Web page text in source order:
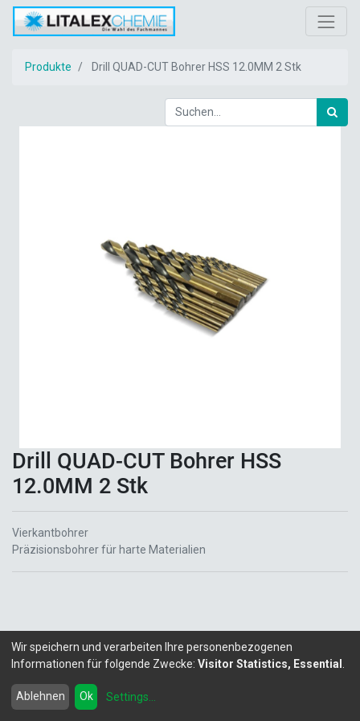
Produkte Drill QUAD-CUT Bohrer HSS 12.0MM 2 Stk
Drill QUAD-CUT Bohrer HSS
12.0MM 2 Stk
Vierkantbohrer
Präzisionsbohrer für harte Materialien
Powered by
- Die #1
Wir speichern und verarbeiten Ihre personenbezogenen
Informationen für folgende Zwecke: Visitor Statistics, Essential
Ablehnen Ok Settings...